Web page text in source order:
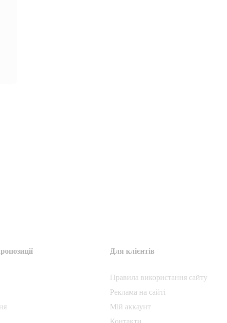
Для клієнтів
Правила використання сайту
Реклама на сайті
Мій аккаунт
Контакти